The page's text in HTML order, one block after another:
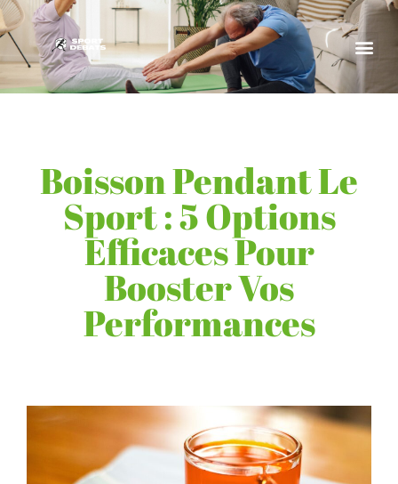
Boisson Pendant Le
Sport : 5 Options
Efficaces Pour
Booster Vos
Performances